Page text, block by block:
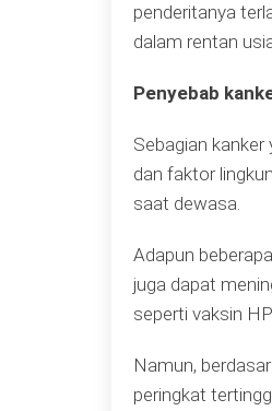
penderitanya
dalam rentan
Penyebab
Sebagian
dan faktor
saat dewasa.
Adapun
juga dapat
seperti vaksin
Namun,
peringkat